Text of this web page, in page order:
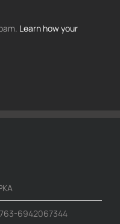
Learn how your
6942067344